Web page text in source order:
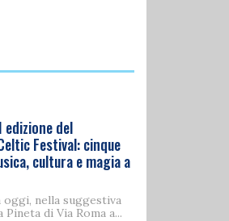
edizione del
Festival: cinque
cultura e magia a
oggi, nella suggestiva
di Via Roma a...